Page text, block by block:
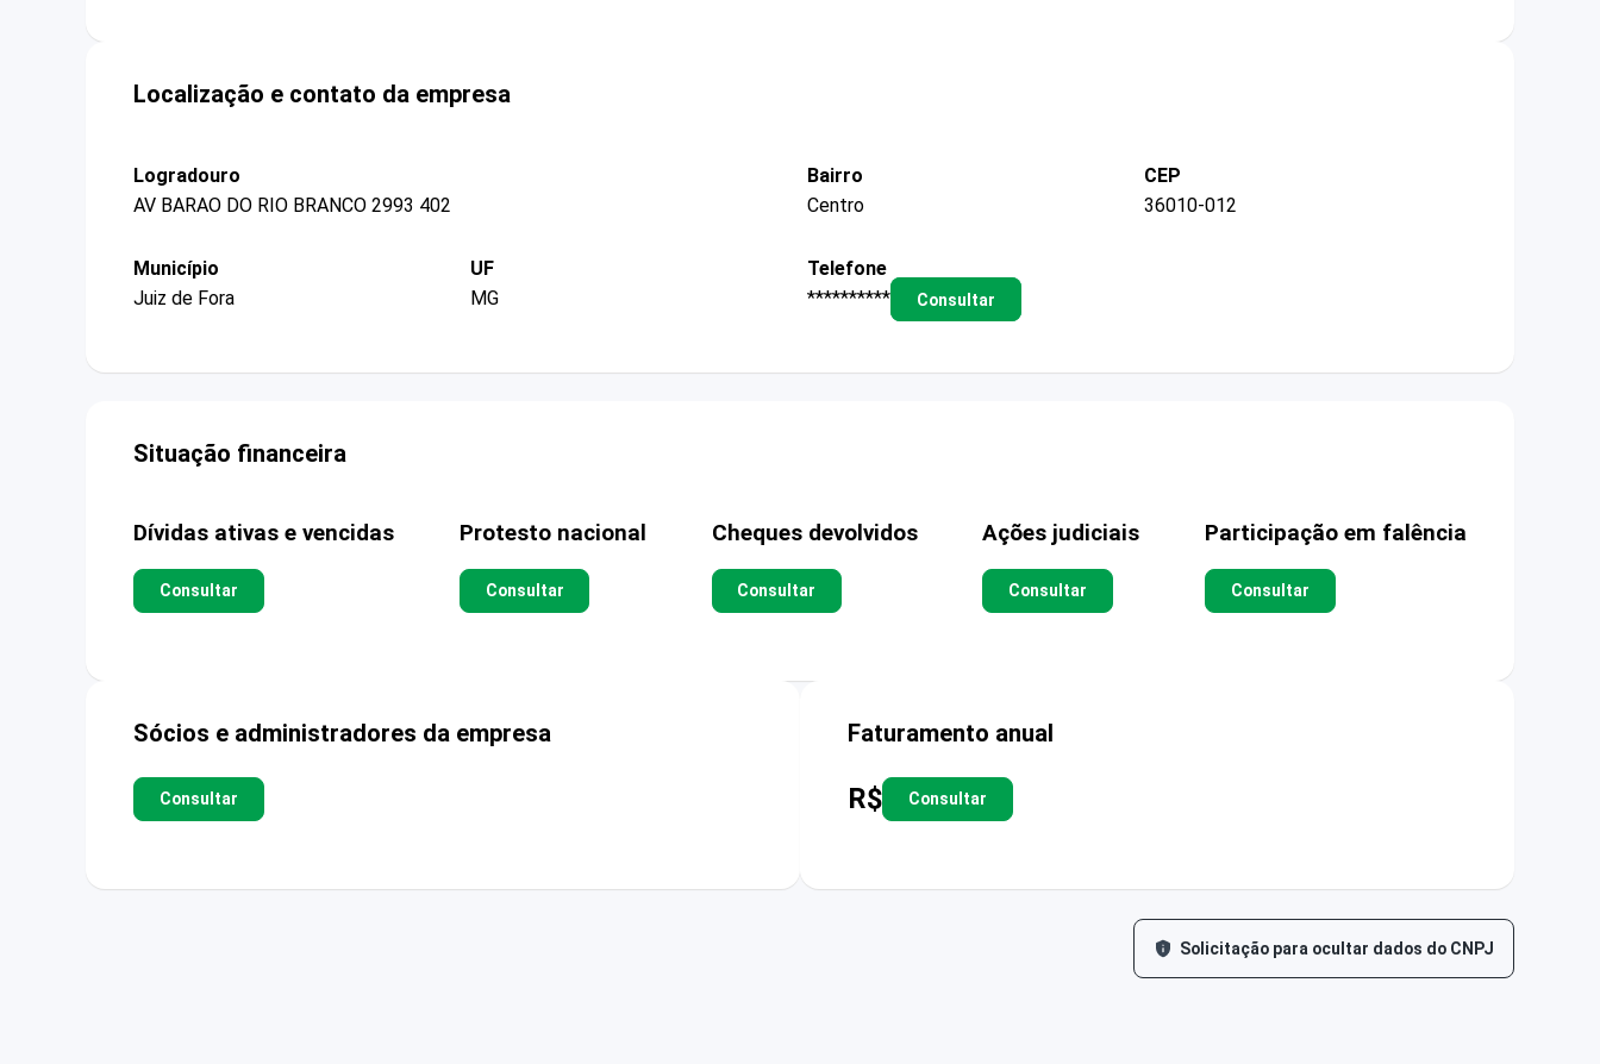
Localização e contato da empresa
Logradouro
AV BARAO DO RIO BRANCO 2993 402
Bairro
Centro
CEP
36010-012
Município
Juiz de Fora
UF
MG
Telefone
**********
Consultar
Situação financeira
Dívidas ativas e vencidas
Consultar
Protesto nacional
Consultar
Cheques devolvidos
Consultar
Ações judiciais
Consultar
Participação em falência
Consultar
Sócios e administradores da empresa
Consultar
Faturamento anual
R$ Consultar
Solicitação para ocultar dados do CNPJ